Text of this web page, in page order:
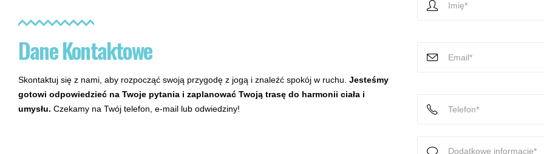
Dane Kontaktowe
Skontaktuj się z nami, aby rozpocząć swoją przygodę z jogą i znaleźć spokój w ruchu. Jesteśmy
gotowi odpowiedzieć na Twoje pytania i zaplanować Twoją trasę do harmonii ciała i
umysłu. Czekamy na Twój telefon, e-mail lub odwiedziny!